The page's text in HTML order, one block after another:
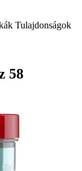
Tulajdonságok
58